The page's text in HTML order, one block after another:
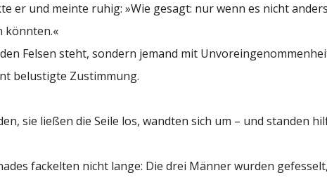
er und meinte ruhig: »Wie gesagt: nur wenn es nicht
könnten.«
Felsen steht, sondern jemand mit
belustigte Zustimmung.
sie ließen die Seile los, wandten sich um – und standen
fackelten nicht lange: Die drei Männer wurden